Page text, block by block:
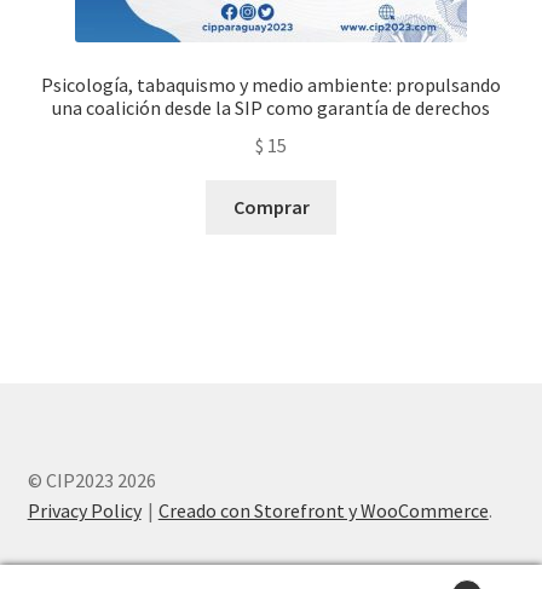
Psicología, tabaquismo y medio ambiente: propulsando
una coalición desde la SIP como garantía de derechos
$ 15
Comprar
© CIP2023 2026
Privacy Policy
Creado con Storefront y WooCommerce.